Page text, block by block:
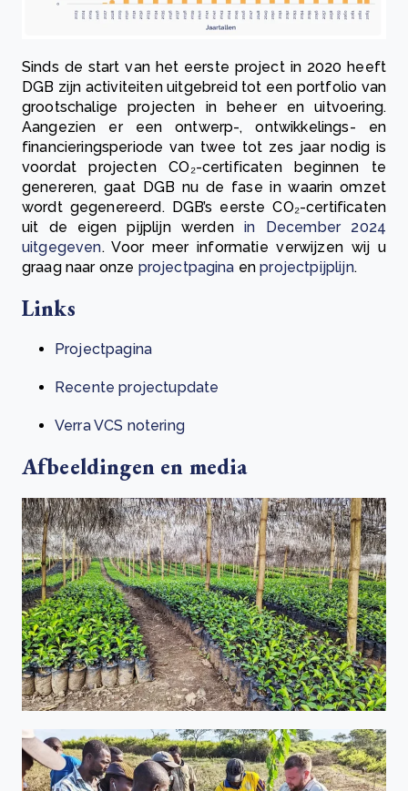
Sinds de start van het eerste project in 2020 heeft
DGB zijn activiteiten uitgebreid tot een portfolio van
grootschalige projecten in beheer en uitvoering.
Aangezien er een ontwerp-, ontwikkelings- en
financieringsperiode van twee tot zes jaar nodig is
voordat projecten CO₂-certificaten beginnen te
genereren, gaat DGB nu de fase in waarin omzet
wordt gegenereerd. DGB’s eerste CO₂-certificaten
uit de eigen pijplijn werdenin December 2024
uitgegeven. Voor meer informatie verwijzen wij u
graag naar onze projectpagina enprojectpijplijn.
Links
Projectpagina
Recente projectupdate
Verra VCS notering
Afbeeldingen en media